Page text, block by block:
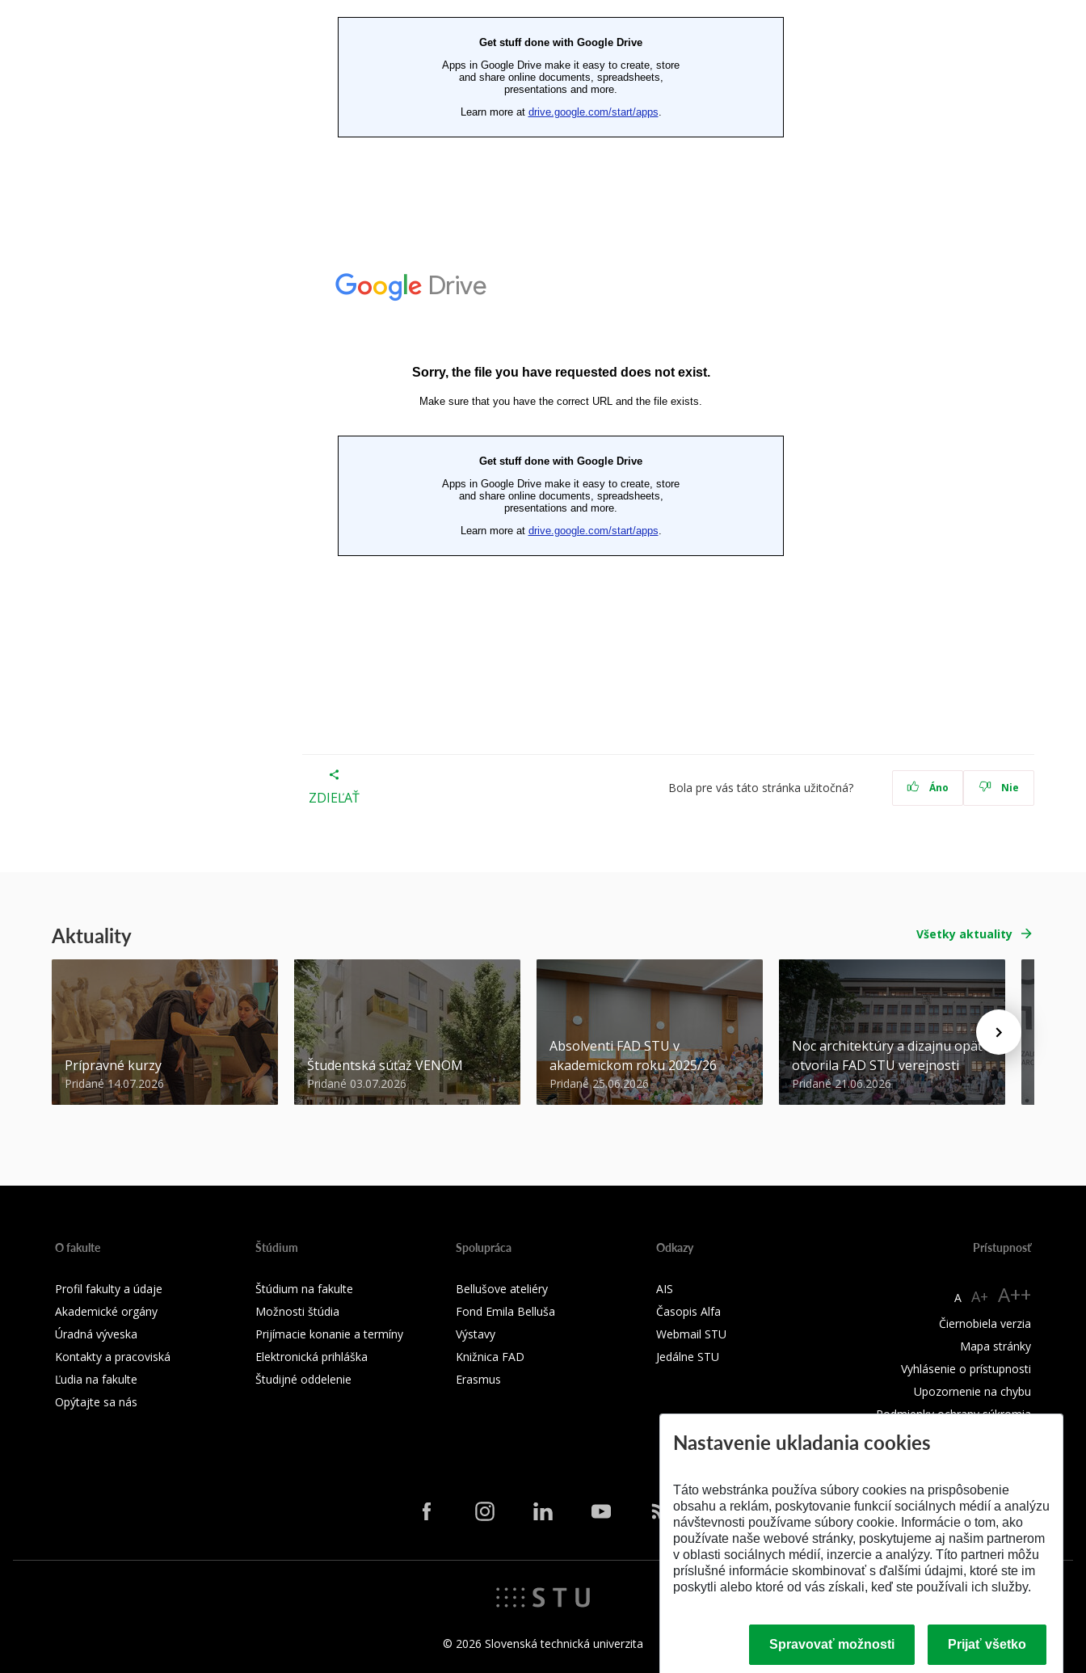
ZDIEĽAŤ
Bola pre vás táto stránka užitočná? Áno Nie
Aktuality Všetky aktuality
Prípravné kurzy
Pridané 14.07.2026
Študentská súťaž VENOM
Pridané 03.07.2026
Absolventi FAD STU v
akademickom roku 2025/26
Pridané 25.06.2026
Noc architektúry a dizajnu opäť
otvorila FAD STU verejnosti
Pridané 21.06.2026
O fakulte
Profil fakulty a údaje
Akademické orgány
Úradná výveska
Kontakty a pracoviská
Ľudia na fakulte
Opýtajte sa nás
Štúdium
Štúdium na fakulte
Možnosti štúdia
Prijímacie konanie a termíny
Elektronická prihláška
Študijné oddelenie
Spolupráca
Bellušove ateliéry
Fond Emila Belluša
Výstavy
Knižnica FAD
Erasmus
Odkazy
AIS
Časopis Alfa
Webmail STU
Jedálne STU
Prístupnosť
A A+ A++
Čiernobiela verzia
Mapa stránky
Vyhlásenie o prístupnosti
Upozornenie na chybu
Podmienky ochrany súkromia
© 2026 Slovenská technická univerzita
Nastavenie ukladania cookies
Táto webstránka používa súbory cookies na prispôsobenie
obsahu a reklám, poskytovanie funkcií sociálnych médií a analýzu
návštevnosti používame súbory cookie. Informácie o tom, ako
používate naše webové stránky, poskytujeme aj našim partnerom
v oblasti sociálnych médií, inzercie a analýzy. Títo partneri môžu
príslušné informácie skombinovať s ďalšími údajmi, ktoré ste im
poskytli alebo ktoré od vás získali, keď ste používali ich služby.
Spravovať možnosti Prijať všetko